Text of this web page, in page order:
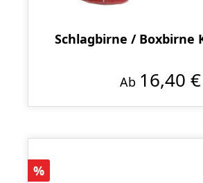
Schlagbirne / Boxbirne
Ab 16,40 €
Rabatt
%